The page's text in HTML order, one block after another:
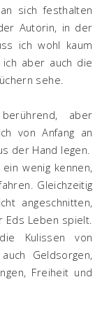
sich festhalten
Autorin, in der
ich wohl kaum
aber auch die
sehe.
aber
von Anfang an
der Hand legen.
wenig kennen,
Gleichzeitig
angeschnitten,
Eds Leben spielt.
Kulissen von
Geldsorgen,
Freiheit und